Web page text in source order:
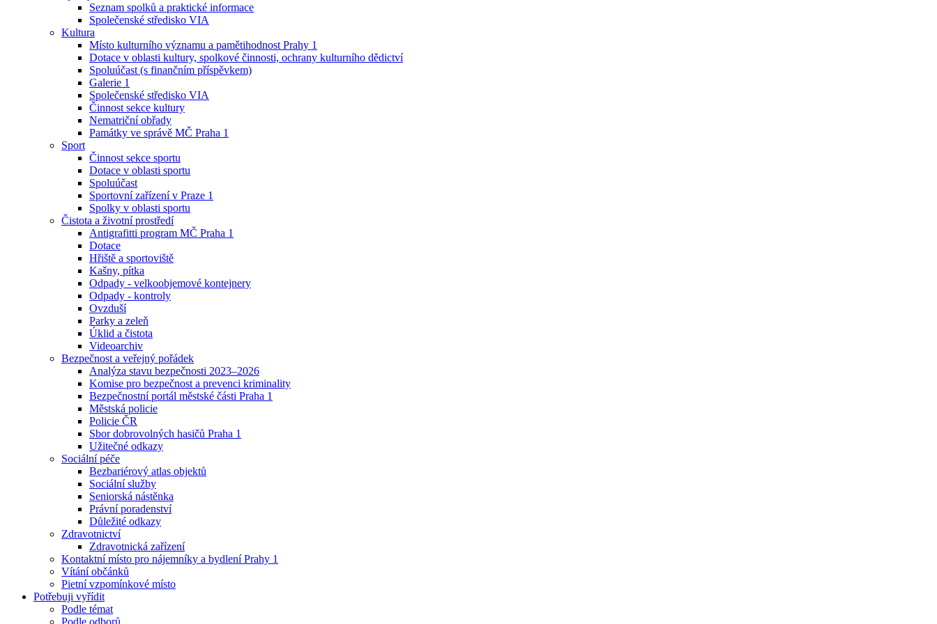
Seznam spolků a praktické informace
Společenské středisko VIA
Kultura
Místo kulturního významu a pamětihodnost Prahy 1
Dotace v oblasti kultury, spolkové činnosti, ochrany kulturního dědictví
Spoluúčast (s finančním příspěvkem)
Galerie 1
Společenské středisko VIA
Činnost sekce kultury
Nematriční obřady
Památky ve správě MČ Praha 1
Sport
Činnost sekce sportu
Dotace v oblasti sportu
Spoluúčast
Sportovní zařízení v Praze 1
Spolky v oblasti sportu
Čistota a životní prostředí
Antigrafitti program MČ Praha 1
Dotace
Hřiště a sportoviště
Kašny, pítka
Odpady - velkoobjemové kontejnery
Odpady - kontroly
Ovzduší
Parky a zeleň
Úklid a čistota
Videoarchiv
Bezpečnost a veřejný pořádek
Analýza stavu bezpečnosti 2023–2026
Komise pro bezpečnost a prevenci kriminality
Bezpečnostní portál městské části Praha 1
Městská policie
Policie ČR
Sbor dobrovolných hasičů Praha 1
Užitečné odkazy
Sociální péče
Bezbariérový atlas objektů
Sociální služby
Seniorská nástěnka
Právní poradenství
Důležité odkazy
Zdravotnictví
Zdravotnická zařízení
Kontaktní místo pro nájemníky a bydlení Prahy 1
Vítání občánků
Pietní vzpomínkové místo
Potřebuji vyřídit
Podle témat